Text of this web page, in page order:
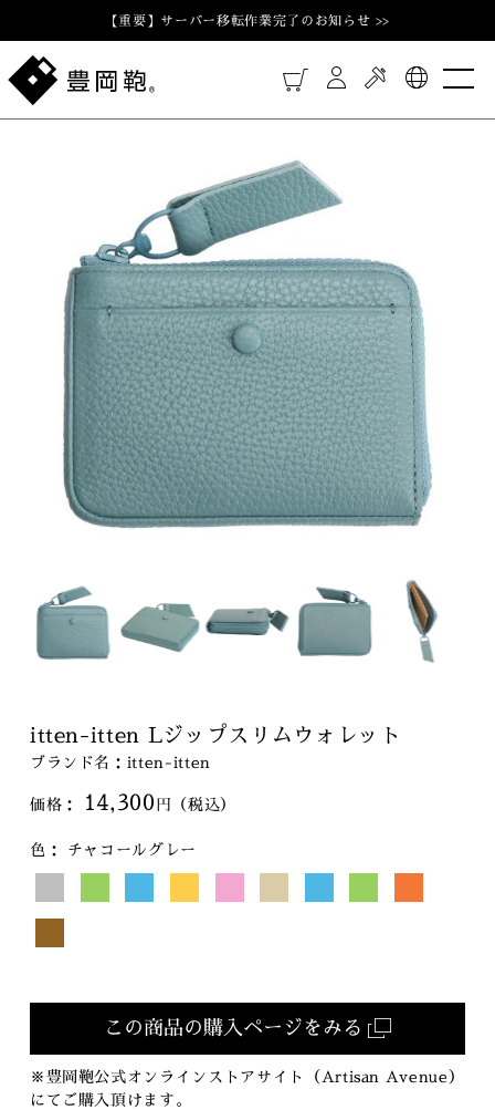
【重要】サーバー移転作業完了のお知らせ >>
itten-itten Lジップスリムウォレット
ブランド名：itten-itten
14,300
色： チャコールグレー
この商品の購入ページをみる
※豊岡鞄公式オンラインストアサイト（Artisan Avenue）
にてご購入頂けます。